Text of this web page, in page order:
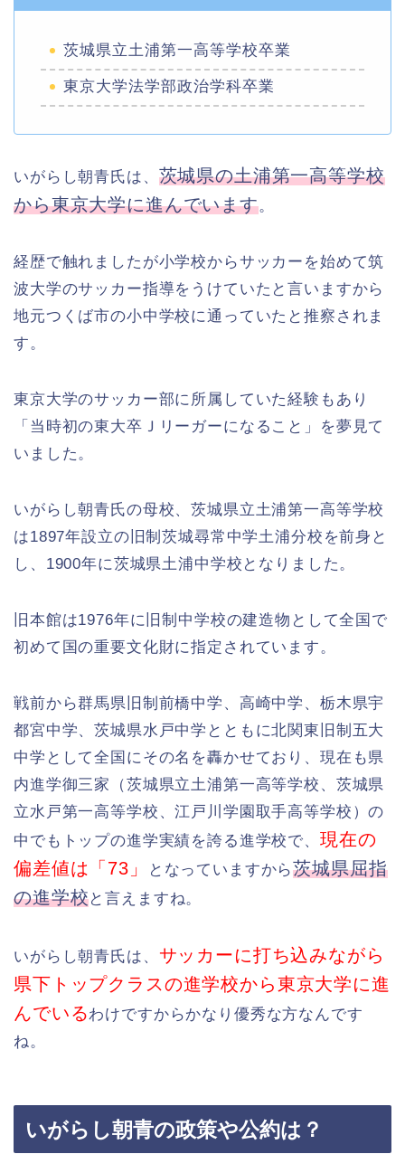
茨城県立土浦第一高等学校卒業
東京大学法学部政治学科卒業
いがらし朝青氏は、 茨城県の土浦第一高等学校
から東京大学に進んでいます。
経歴で触れましたが小学校からサッカーを始めて筑
波大学のサッカー指導をうけていたと言いますから
地元つくば市の小中学校に通っていたと推察されま
す。
東京大学のサッカー部に所属していた経験もあり
「当時初の東大卒Ｊリーガーになること」を夢見て
いました。
いがらし朝青氏の母校、茨城県立土浦第一高等学校
は1897年設立の旧制茨城尋常中学土浦分校を前身と
し、1900年に茨城県土浦中学校となりました。
旧本館は1976年に旧制中学校の建造物として全国で
初めて国の重要文化財に指定されています。
戦前から群馬県旧制前橋中学、高崎中学、栃木県宇
都宮中学、茨城県水戸中学とともに北関東旧制五大
中学として全国にその名を轟かせており、現在も県
内進学御三家（茨城県立土浦第一高等学校、茨城県
立水戸第一高等学校、江戸川学園取手高等学校）の
中でもトップの進学実績を誇る進学校で、 現在の
偏差値は「73」
となっていますから茨城県屈指
の進学校と言えますね。
いがらし朝青氏は、 サッカーに打ち込みながら
県下トップクラスの進学校から東京大学に進
んでいるわけですからかなり優秀な方なんです
ね。
いがらし朝青の政策や公約は？